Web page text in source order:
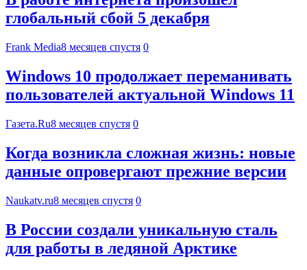
глобальный сбой 5 декабря
Frank Media8 месяцев спустя 0
Windows 10 продолжает переманивать
пользователей актуальной Windows 11
Газета.Ru8 месяцев спустя 0
Когда возникла сложная жизнь: новые
данные опровергают прежние версии
Naukatv.ru8 месяцев спустя 0
В России создали уникальную сталь
для работы в ледяной Арктике